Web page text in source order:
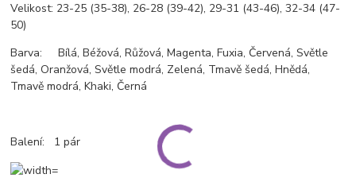
Velikost: 23-25 (35-38), 26-28 (39-42), 29-31 (43-46), 32-34 (47-
50)
Barva: Bílá, Béžová, Růžová, Magenta, Fuxia, Červená, Světle
šedá, Oranžová, Světle modrá, Zelená, Tmavě šedá, Hnědá,
Tmavě modrá, Khaki, Černá
Balení: 1 pár